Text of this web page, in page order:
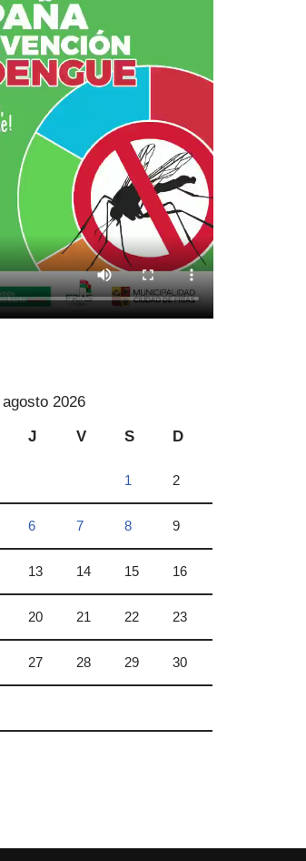
agosto 2026
J V S D
1 2
6 7 8 9
13 14 15 16
20 21 22 23
27 28 29 30